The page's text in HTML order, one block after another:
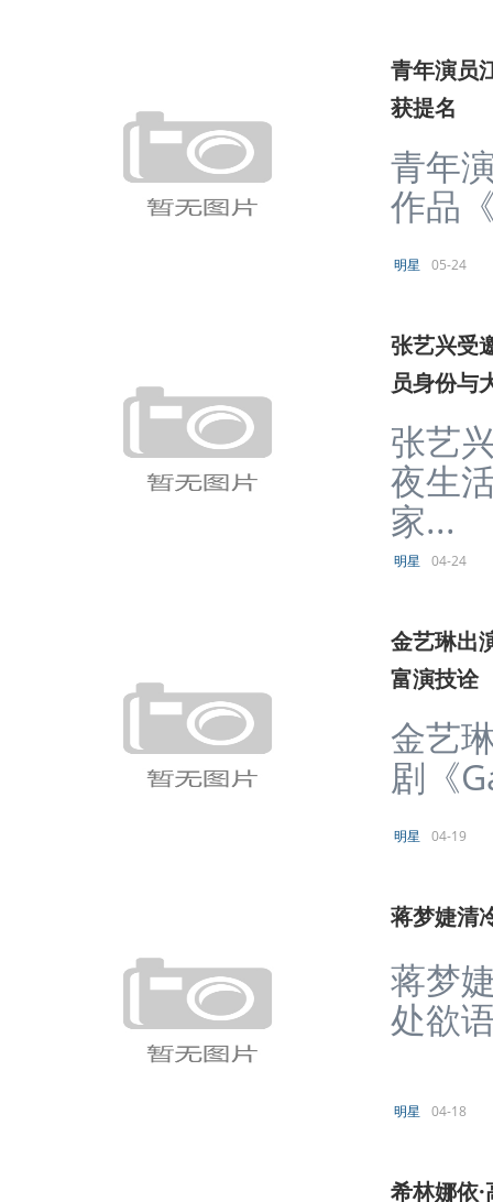
青年演员
获提名
青年
作品
明星 05-24
张艺兴受
员身份与
张艺
夜生
家...
明星 04-24
金艺琳出
富演技诠
金艺
剧《
明星 04-19
蒋梦婕清
蒋梦
处欲
明星 04-18
希林娜依